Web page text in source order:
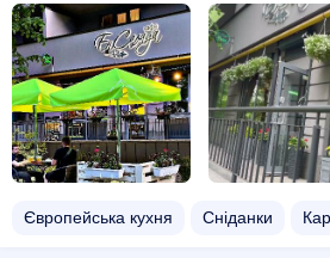
Європейська кухня Сніданки